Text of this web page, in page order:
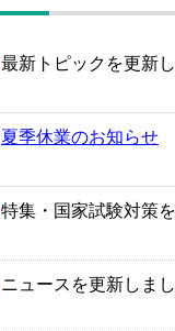
最新トピックを更新
夏季休業のお知らせ
特集・国家試験対策
ニュースを更新しま